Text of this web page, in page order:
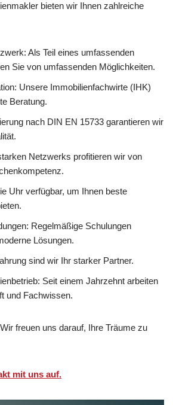
bieten wir Ihnen zahlreiche
Als Teil eines umfassenden
Sie von umfassenden Möglichkeiten.
Unsere Immobilienfachwirte (IHK)
Beratung.
nach DIN EN 15733 garantieren wir
Netzwerks profitieren wir von
Uhr verfügbar, um Ihnen beste
Regelmäßige Schulungen
Lösungen.
sind wir Ihr starker Partner.
Seit einem Jahrzehnt arbeiten
und Fachwissen.
freuen uns darauf, Ihre Träume zu
mit uns auf.